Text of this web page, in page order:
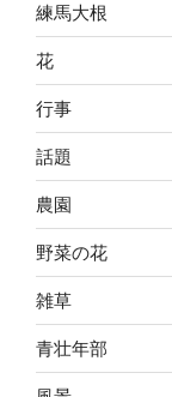
練馬大根
花
行事
話題
農園
野菜の花
雑草
青壮年部